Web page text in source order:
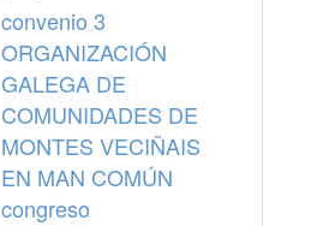
convenio 3
ORGANIZACIÓN
GALEGA DE
COMUNIDADES DE
MONTES VECIÑAIS
EN MAN COMÚN
congreso